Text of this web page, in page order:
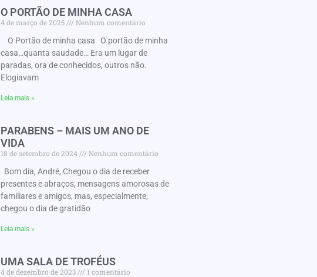
O PORTÃO DE MINHA CASA
4 de março de 2025
Nenhum comentário
O Portão de minha casa O portão de minha
casa…quanta saudade… Era um lugar de
paradas, ora de conhecidos, outros não.
Elogiavam
Leia mais »
PARABENS – MAIS UM ANO DE
VIDA
18 de setembro de 2024
Nenhum comentário
Bom dia, André, Chegou o dia de receber
presentes e abraços, mensagens amorosas de
familiares e amigos, mas, especialmente,
chegou o dia de gratidão
Leia mais »
UMA SALA DE TROFÉUS
4 de dezembro de 2023
1 comentário